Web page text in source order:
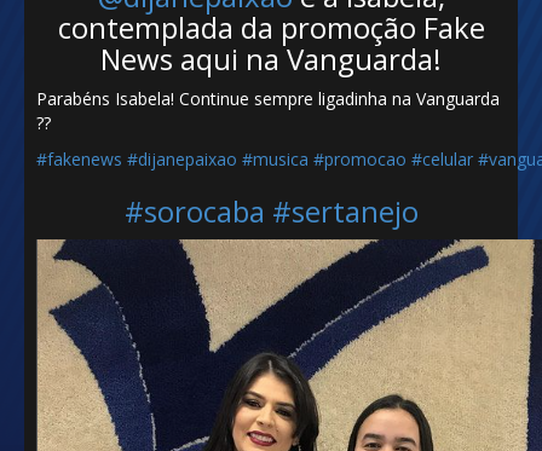
contemplada da promoção Fake
News aqui na Vanguarda!
Parabéns Isabela! Continue sempre ligadinha na Vanguarda
??
#fakenews #dijanepaixao #musica #promocao #celular
#sorocaba #sertanejo